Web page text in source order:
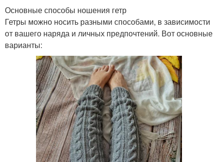
Основные способы ношения гетр
Гетры можно носить разными способами, в зависимости
от вашего наряда и личных предпочтений. Вот основные
варианты: